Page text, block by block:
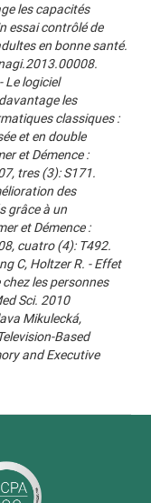
les capacités
essai contrôlé de
en bonne santé.
Le logiciel
les
classiques :
et en double
et Démence :
tres (3): S171.
des
grâce à un
et Démence :
cuatro (4): T492.
C, Holtzer R. - Effet
les personnes
Sci. 2010
Mikulecká,
Based
and Executive